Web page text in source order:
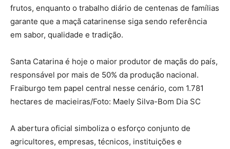
frutos, enquanto o trabalho diário de centenas de famílias
garante que a maçã catarinense siga sendo referência
em sabor, qualidade e tradição.
Santa Catarina é hoje o maior produtor de maçãs do país,
responsável por mais de 50% da produção nacional.
Fraiburgo tem papel central nesse cenário, com 1.781
hectares de macieiras/Foto: Maely Silva-Bom Dia SC
A abertura oficial simboliza o esforço conjunto de
agricultores, empresas, técnicos, instituições e